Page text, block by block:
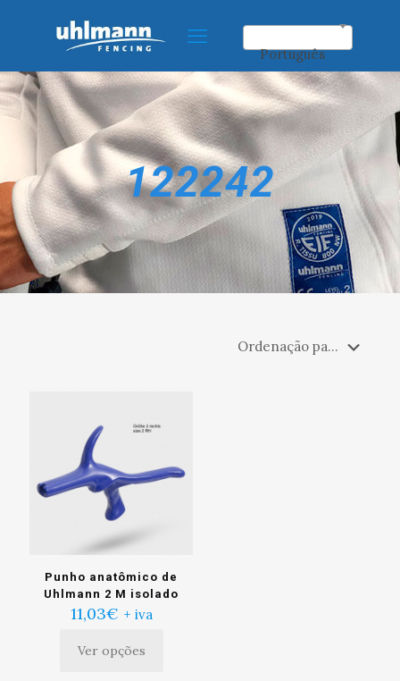
Português
122242
Punho anatômico de
Uhlmann 2 M isolado
11,03€ + iva
Ver opções
Este